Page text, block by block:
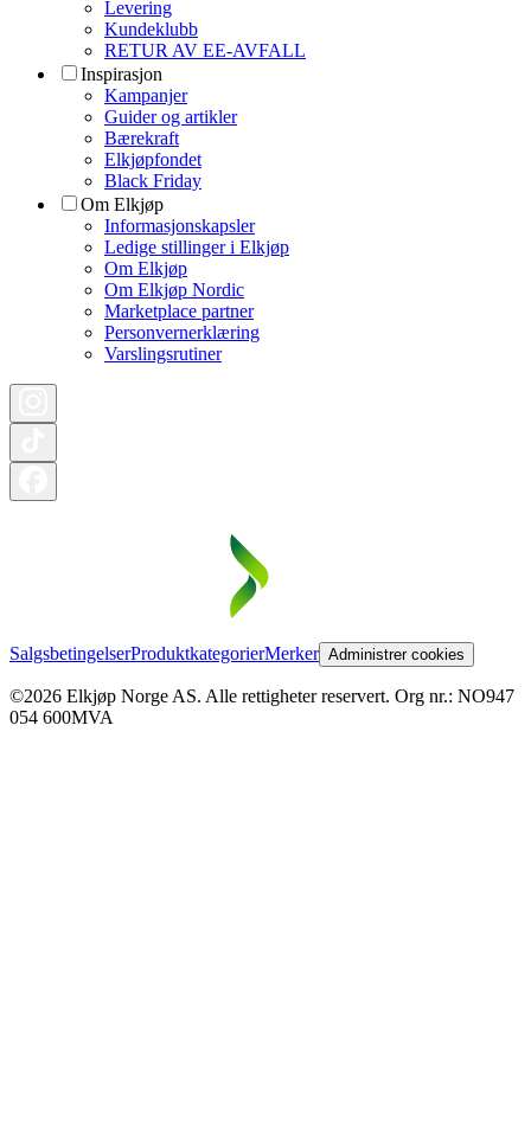
Levering
Kundeklubb
RETUR AV EE-AVFALL
Inspirasjon
Kampanjer
Guider og artikler
Bærekraft
Elkjøpfondet
Black Friday
Om Elkjøp
Informasjonskapsler
Ledige stillinger i Elkjøp
Om Elkjøp
Om Elkjøp Nordic
Marketplace partner
Personvernerklæring
Varslingsrutiner
SalgsbetingelserProduktkategorierMerker Administrer cookies
©2026 Elkjøp Norge AS. Alle rettigheter reservert. Org nr.: NO947
054 600MVA